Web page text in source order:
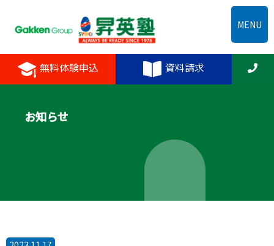
無料体験申込 資料請求
MENU
お知らせ